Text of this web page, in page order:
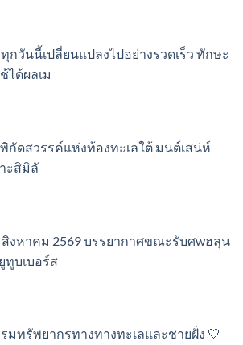
กวันนี้เปลี่ยนแปลงไปอย่างรวดเร็ว ทักษะ
ได้ผลเม
กัดสวรรค์แห่งท้องทะเลใต้ มนต์เสน่ห์
ะสิมิลั
สิงหาคม 2569 บรรยากาศขณะรับศwฮลุน
ทูบเบอร์ส
มทรัพยากรทางทางทะเลและชายฝั่ง 🤍